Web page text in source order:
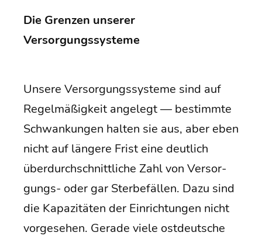
Die Gren­zen unse­rer
Versorgungssysteme
Unse­re Ver­sor­gungs­sys­te­me sind auf
Regel­mä­ßig­keit ange­legt — bestimm­te
Schwan­kun­gen hal­ten sie aus, aber eben
nicht auf län­ge­re Frist eine deut­lich
über­durch­schnitt­li­che Zahl von Ver­sor­
gungs- oder gar Ster­be­fäl­len. Dazu sind
die Kapa­zi­tä­ten der Ein­rich­tun­gen nicht
vor­ge­se­hen. Gera­de vie­le ost­deut­sche